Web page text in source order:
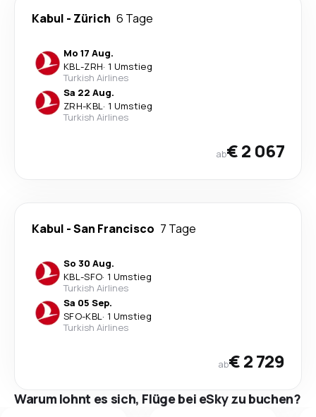
Kabul - Zürich 6 Tage
Mo 17 Aug.
KBL-ZRH· 1 Umstieg
Turkish Airlines
Sa 22 Aug.
ZRH-KBL· 1 Umstieg
Turkish Airlines
ab€ 2 067
Kabul -San Francisco 7 Tage
So 30 Aug.
KBL-SFO· 1 Umstieg
Turkish Airlines
Sa 05 Sep.
SFO-KBL· 1 Umstieg
Turkish Airlines
ab€ 2 729
Warum lohnt es sich, Flüge bei eSky zu buchen?